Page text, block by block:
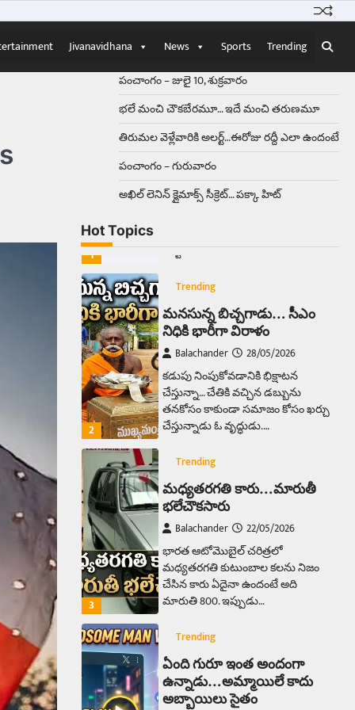
Jivanavidhana News Sports Trending
పంచాంగం – జులై 10, శుక్రవారం
భలే మంచి చౌకబేరమూ… ఇదే మంచి తరుణమూ
తిరుమల వెళ్లేవారికి అలర్ట్‌…ఈరోజు రద్దీ ఎలా ఉందంటే
పంచాంగం – గురువారం
అఖిల్‌ లెనిన్ క్లైమాక్స్‌ సీక్రెట్‌… పక్కా హిట్‌
Hot Topics
Balachander 13/06/2026
ఆదివారం వచ్చిందంటే చాలు
సామాన్యుడి నుండి సాఫ్ట్‌వేర్ ఉద్యోగి
‘బట్టలు ఉతకడం’. వారం…
2
Trending
మనసున్న బిచ్చగాడు… సీఎం
నిధికి భారీగా విరాళం
Balachander
28/05/2026
కడుపు నింపుకోవడానికి భిక్షాటన
చేస్తున్నాడు ఓ వృద్ధుడు.…
3
Trending
మధ్యతరగతి కారు…మారుతీ
భలేచౌకసారు
Balachander
22/05/2026
భారత ఆటోమొబైల్ చరిత్రలో
మధ్యతరగతి కుటుంబాల కలను నిజం
చేసిన కారు ఏదైనా ఉందంటే అది
మారుతి 800. ఇప్పుడు…
4
Trending
ఏంది గురూ ఇంత అందంగా
ఉన్నాడు…అమ్మాయిలే కాదు
అబ్బాయిలు సైతం
Balachander
15/04/2026
అందమైన అమ్మాయిని పుత్తడి బొమ్మఅని
లేదా బాపూ బోమ్మ అని పిలుస్తాం.
స్పెయిన్‌ అమ్మాయిలు చాలా అందంగా
Trending
రోడ్డుపై ఏరులై పారిన బీర్లు…
ఘాటుతో మండుతున్న నోర్లు